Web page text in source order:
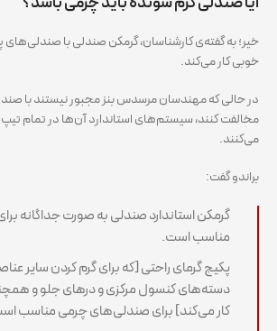
خیر؛ به گفته‌ی کارشناسان، گرمکن صندلی با صندلی‌های
خوبی کار می‌کند.
در حالی که مهندسان مرسدس بنز مجبور نیستند با
مخالفت کنند، سیستم‌های استاندارد آن‌ها در تمام
می‌کنند.
براندو گفت:
گرمکن استاندارد صندلی به صورت جداگانه
مناسب است.
پکیج گرمای راحتی [که برای گرم کردن سایر
دسته‌های کنسول مرکزی و درهای جلو و
کار می‌کند] برای صندلی‌های چرمی مناسب